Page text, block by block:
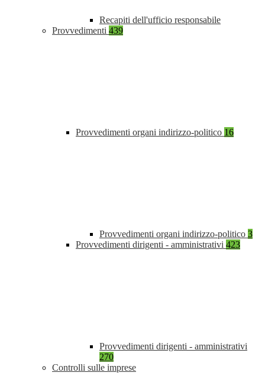
Recapiti dell'ufficio responsabile
Provvedimenti 439
Provvedimenti organi indirizzo-politico 16
Provvedimenti organi indirizzo-politico 3
Provvedimenti dirigenti - amministrativi 423
Provvedimenti dirigenti - amministrativi
270
Controlli sulle imprese